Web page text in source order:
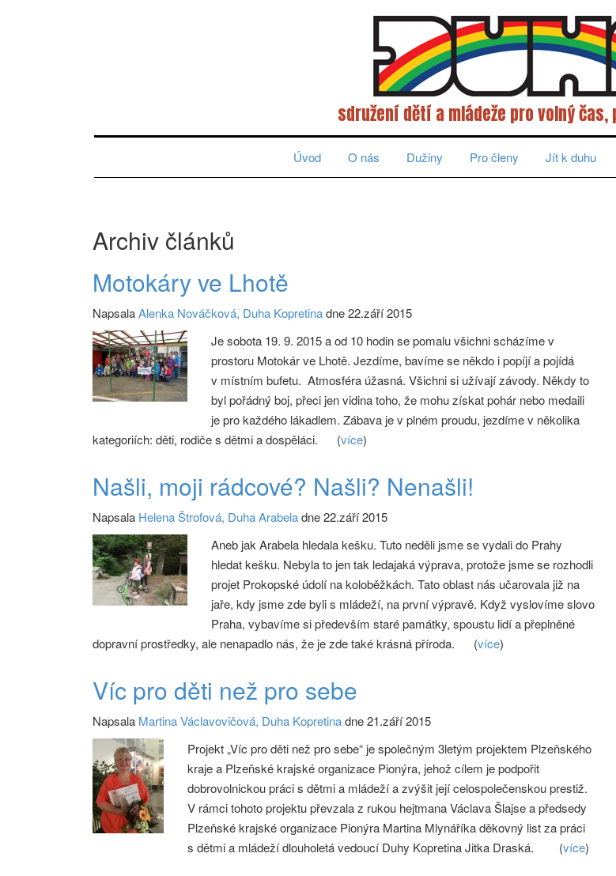
sdružení dětí a mládeže pro volný
Úvod O nás Dužiny Pro členy Jít k duhu
Archiv článků
Motokáry ve Lhotě
NapsalaAlenka Nováčková, Duha Kopretinadne 22.září 2015
Je sobota 19. 9. 2015 a od 10 hodin se pomalu všichni scházíme v
prostoru Motokár ve Lhotě. Jezdíme, bavíme se někdo i popíjí a pojídá
v místním bufetu. Atmosféra úžasná. Všichni si užívají závody. Někdy to
byl pořádný boj, přeci jen vidina toho, že mohu získat pohár nebo medaili
je pro každého lákadlem. Zábava je v plném proudu, jezdíme v několika
kategoriích: děti, rodiče s dětmi a dospěláci.
(více)
Našli, moji rádcové? Našli? Nenašli!
Napsala Helena Štrofová, Duha Arabeladne 22.září 2015
Aneb jak Arabela hledala kešku. Tuto neděli jsme se vydali do Prahy
hledat kešku. Nebyla to jen tak ledajaká výprava, protože jsme se rozhodli
projet Prokopské údolí na koloběžkách. Tato oblast nás učarovala již na
jaře, kdy jsme zde byli s mládeží, na první výpravě. Když vyslovíme slovo
Praha, vybavíme si především staré památky, spoustu lidí a přeplněné
dopravní prostředky, ale nenapadlo nás, že je zde také krásná příroda.
(více)
Víc pro děti než pro sebe
Napsala Martina Václavovičová, Duha Kopretinadne 21.září 2015
Projekt „Víc pro děti než pro sebe“ je společným 3letým projektem Plzeňského
kraje a Plzeňské krajské organizace Pionýra, jehož cílem je podpořit
dobrovolnickou práci s dětmi a mládeží a zvýšit její celospolečenskou prestiž.
V rámci tohoto projektu převzala z rukou hejtmana Václava Šlajse a předsedy
Plzeňské krajské organizace Pionýra Martina Mlynáříka děkovný list za práci
s dětmi a mládeží dlouholetá vedoucí Duhy Kopretina Jitka Draská.
(více)